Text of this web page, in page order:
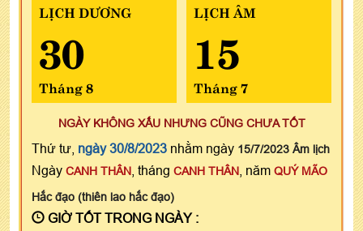
LỊCH DƯƠNG
30
Tháng 8
LỊCH ÂM
15
Tháng 7
NGÀY KHÔNG XẤU NHƯNG CŨNG CHƯA TỐT
Thứ tư, ngày 30/8/2023 nhằm ngày 15/7/2023 Âm lịch
Ngày CANH THÂN , tháng CANH THÂN , năm QUÝ MÃO
Hắc đạo (thiên lao hắc đạo)
GIỜ TỐT TRONG NGÀY :